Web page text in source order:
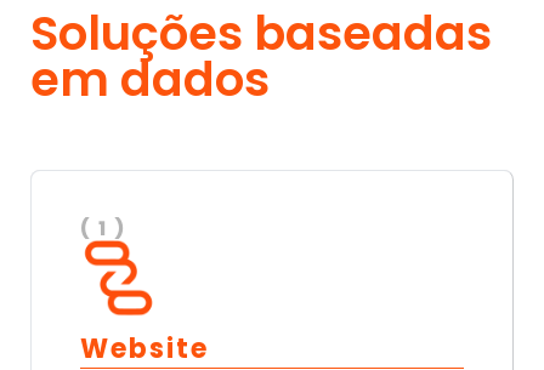
Soluções baseadas
em dados
( 1 )
Website